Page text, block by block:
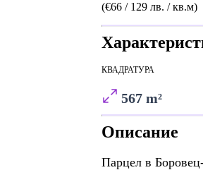
(€66 / 129 лв. / кв.м)
КВАДРАТУРА
567 m²
Описание
Парцел в